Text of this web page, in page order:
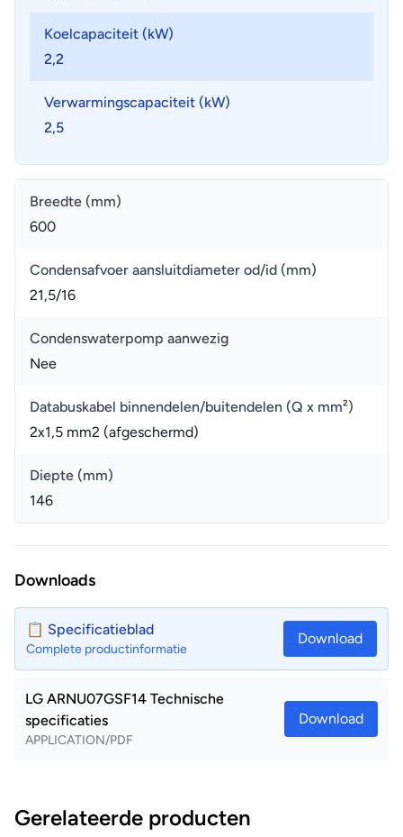
Koelcapaciteit (kW)
2,2
Verwarmingscapaciteit (kW)
2,5
Breedte (mm)
600
Condensafvoer aansluitdiameter od/id (mm)
21,5/16
Condenswaterpomp aanwezig
Nee
Databuskabel binnendelen/buitendelen (Q x mm²)
2x1,5 mm2 (afgeschermd)
Diepte (mm)
146
Downloads
📋 Specificatieblad
Complete productinformatie
Download
LG ARNU07GSF14 Technische
specificaties
APPLICATION/PDF
Download
Gerelateerde producten